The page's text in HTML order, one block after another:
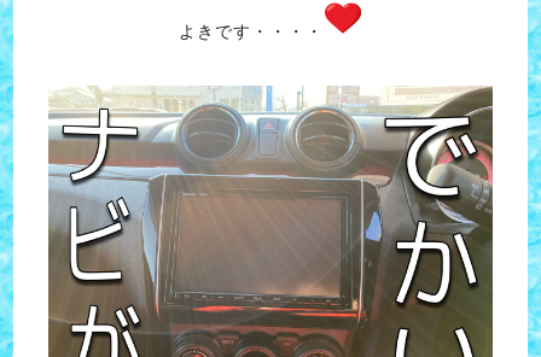
よきです・・・・